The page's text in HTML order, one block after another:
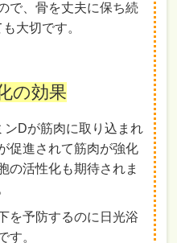
で、骨を丈夫に保ち続
大切です。
の効果
ンDが筋肉に取り込まれ
促進されて筋肉が強化
の活性化も期待されま
を予防するのに日光浴
す。